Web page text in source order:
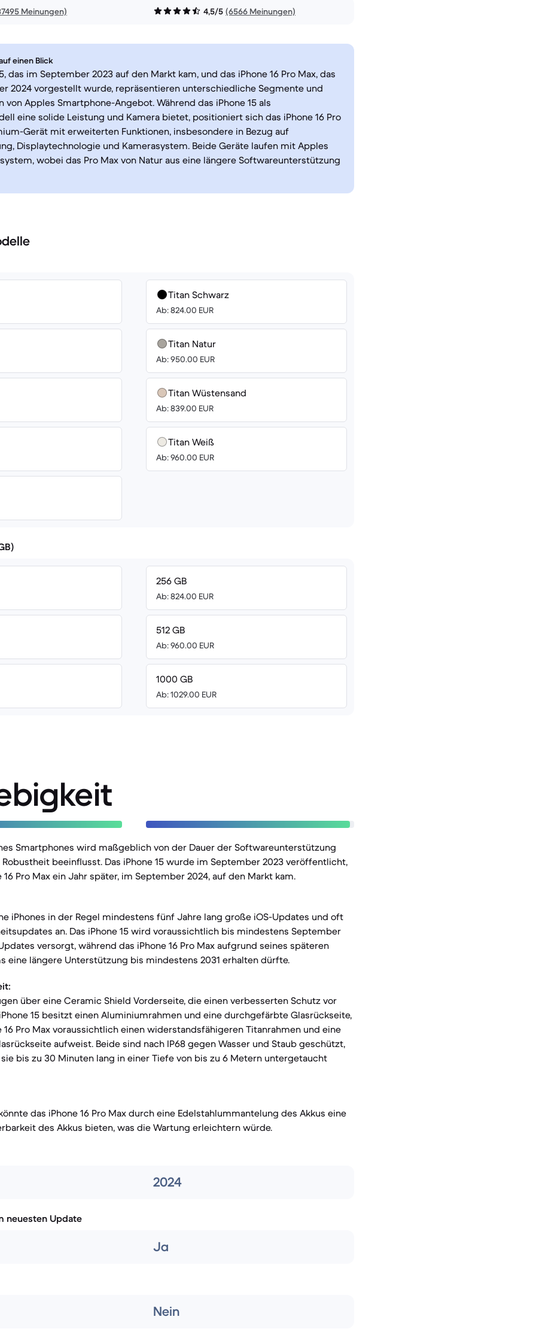
Meinungen) 4,5/5 (6566 Meinungen)
einen Blick
das im September 2023 auf den Markt kam, und das iPhone 16 Pro Max, das
2024 vorgestellt wurde, repräsentieren unterschiedliche Segmente und
von Apples Smartphone-Angebot. Während das iPhone 15 als
eine solide Leistung und Kamera bietet, positioniert sich das iPhone 16 Pro
Gerät mit erweiterten Funktionen, insbesondere in Bezug auf
Displaytechnologie und Kamerasystem. Beide Geräte laufen mit Apples
wobei das Pro Max von Natur aus eine längere Softwareunterstützung
Titan Schwarz
Ab: 824.00 EUR
Titan Natur
Ab: 950.00 EUR
Titan Wüstensand
Ab: 839.00 EUR
Titan Weiß
Ab: 960.00 EUR
256 GB
Ab: 824.00 EUR
512 GB
Ab: 960.00 EUR
1000 GB
Ab: 1029.00 EUR
Smartphones wird maßgeblich von der Dauer der Softwareunterstützung
beeinflusst. Das iPhone 15 wurde im September 2023 veröffentlicht,
Pro Max ein Jahr später, im September 2024, auf den Markt kam.
iPhones in der Regel mindestens fünf Jahre lang große iOS-Updates und oft
an. Das iPhone 15 wird voraussichtlich bis mindestens September
versorgt, während das iPhone 16 Pro Max aufgrund seines späteren
eine längere Unterstützung bis mindestens 2031 erhalten dürfte.
über eine Ceramic Shield Vorderseite, die einen verbesserten Schutz vor
15 besitzt einen Aluminiumrahmen und eine durchgefärbte Glasrückseite,
16 Pro Max voraussichtlich einen widerstandsfähigeren Titanrahmen und eine
aufweist. Beide sind nach IP68 gegen Wasser und Staub geschützt,
bis zu 30 Minuten lang in einer Tiefe von bis zu 6 Metern untergetaucht
das iPhone 16 Pro Max durch eine Edelstahlummantelung des Akkus eine
des Akkus bieten, was die Wartung erleichtern würde.
2024
neuesten Update
Ja
Nein